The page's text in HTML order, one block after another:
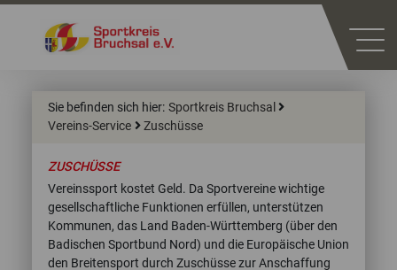
Sie befinden sich hier: Sportkreis Bruchsal
Vereins-Service
Zuschüsse
ZUSCHÜSSE
Vereinssport kostet Geld. Da Sportvereine wichtige
gesellschaftliche Funktionen erfüllen, unterstützen
Kommunen, das Land Baden-Württemberg (über den
Badischen Sportbund Nord) und die Europäische Union
den Breitensport durch Zuschüsse zur Anschaffung